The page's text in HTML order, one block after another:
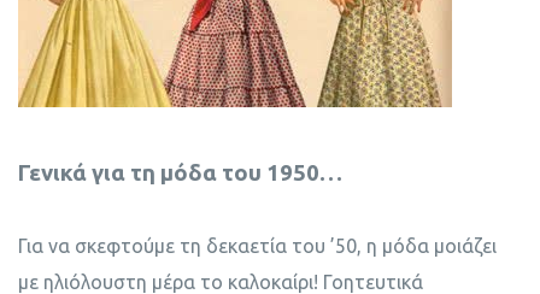
Γενικά για τη μόδα του 1950…
Για να σκεφτούμε τη δεκαετία του ’50, η μόδα μοιάζει
με ηλιόλουστη μέρα το καλοκαίρι! Γοητευτικά